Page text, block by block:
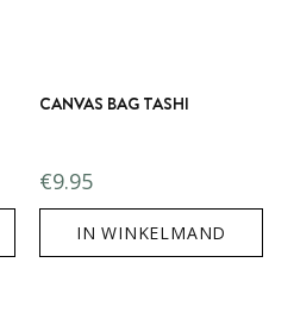
CANVAS BAG TASHI
€9.95
IN WINKELMAND